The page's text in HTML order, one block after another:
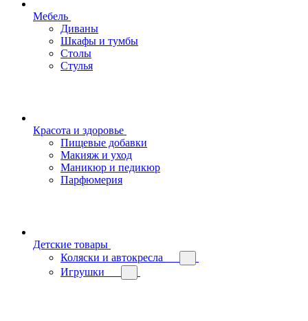
Мебель
Диваны
Шкафы и тумбы
Столы
Стулья
Красота и здоровье
Пищевые добавки
Макияж и уход
Маникюр и педикюр
Парфюмерия
Детские товары
Коляски и автокресла
Игрушки